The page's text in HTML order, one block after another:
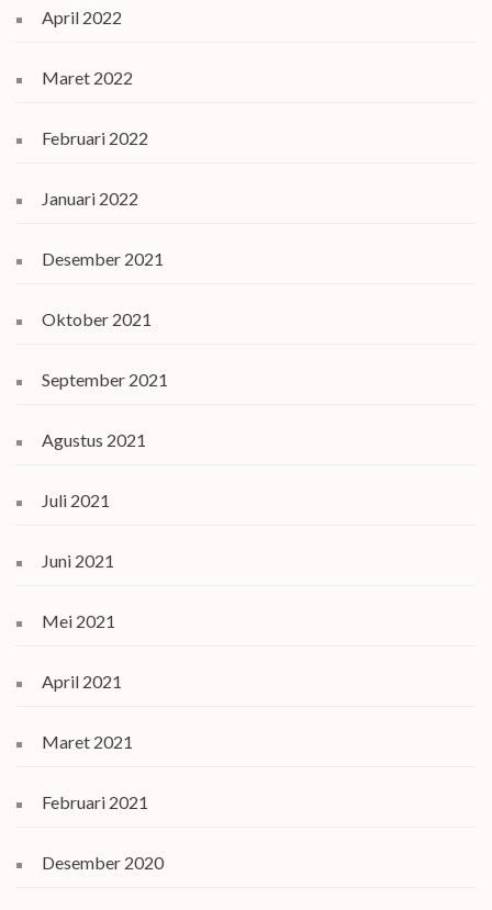
April 2022
Maret 2022
Februari 2022
Januari 2022
Desember 2021
Oktober 2021
September 2021
Agustus 2021
Juli 2021
Juni 2021
Mei 2021
April 2021
Maret 2021
Februari 2021
Desember 2020